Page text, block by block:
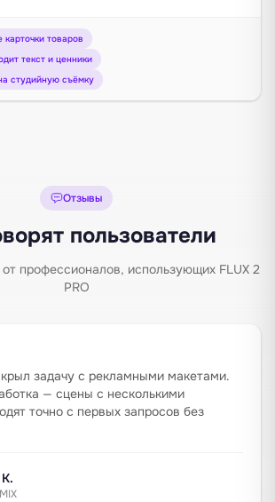
товаров
текст и ценники
студийную съёмку
Отзывы
пользователи
профессионалов, использующих FLUX 2
PRO
задачу с рекламными макетами.
— сцены с несколькими
точно с первых запросов без